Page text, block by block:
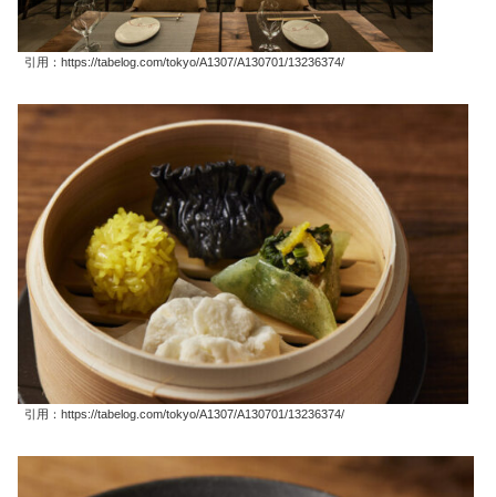
引用：https://tabelog.com/tokyo/A1307/A130701/13236374/
引用：https://tabelog.com/tokyo/A1307/A130701/13236374/